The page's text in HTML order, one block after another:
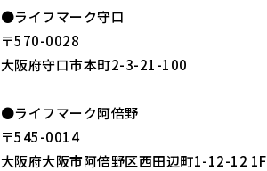
●ライフマーク守口
〒570-0028
大阪府守口市本町2-3-21-100
●ライフマーク阿倍野
〒545-0014
大阪府大阪市阿倍野区西田辺町1-12-12 1F